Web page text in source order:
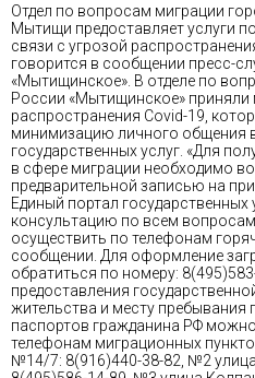
Отдел по вопросам миграции
Мытищи предоставляет услуги
связи с угрозой
говорится в сообщении пресс-
«Мытищинское». В отделе по
России «Мытищинское» приняли
распространения Сovid-19,
минимизацию личного общения
государственных услуг. «Для
в сфере миграции необходимо
предварительной записью на
Единый портал государственных
консультацию по всем
осуществить по телефонам
сообщении. Для оформление
обратиться по номеру:
предоставления
жительства и месту
паспортов гражданина РФ
телефонам миграционных
№14/7: 8(916)440-38-82, №2